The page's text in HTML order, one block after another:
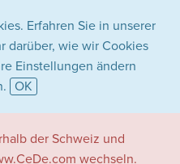
Erfahren Sie in unserer
darüber, wie wir Cookies
Einstellungen ändern
OK
der Schweiz und
wechseln.